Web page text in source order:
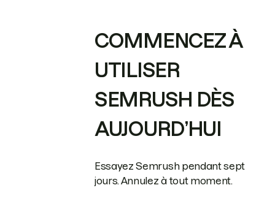
COMMENCEZ À
UTILISER
SEMRUSH DÈS
AUJOURD’HUI
Essayez Semrush pendant sept
jours. Annulez à tout moment.